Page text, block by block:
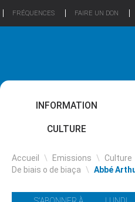
FRÉQUENCES FAIRE UN DON
INFORMATION
CULTURE
Accueil \ Emissions \ Culture
De biais o de biaça \ Abbé